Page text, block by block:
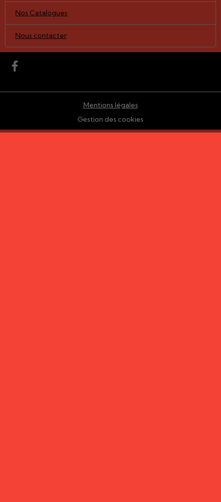
Nos Catalogues
Nous contacter
Mentions légales
Gestion des cookies